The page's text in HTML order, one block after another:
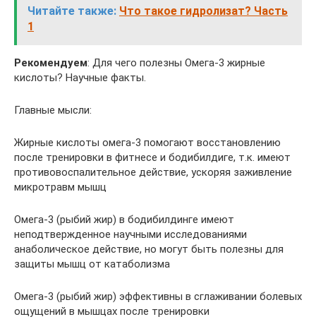
Читайте также: Что такое гидролизат? Часть
1
Рекомендуем: Для чего полезны Омега-3 жирные
кислоты? Научные факты.
Главные мысли:
Жирные кислоты омега-3 помогают восстановлению
после тренировки в фитнесе и бодибилдиге, т.к. имеют
противовоспалительное действие, ускоряя заживление
микротравм мышц
Омега-3 (рыбий жир) в бодибилдинге имеют
неподтвержденное научными исследованиями
анаболическое действие, но могут быть полезны для
защиты мышц от катаболизма
Омега-3 (рыбий жир) эффективны в сглаживании болевых
ощущений в мышцах после тренировки